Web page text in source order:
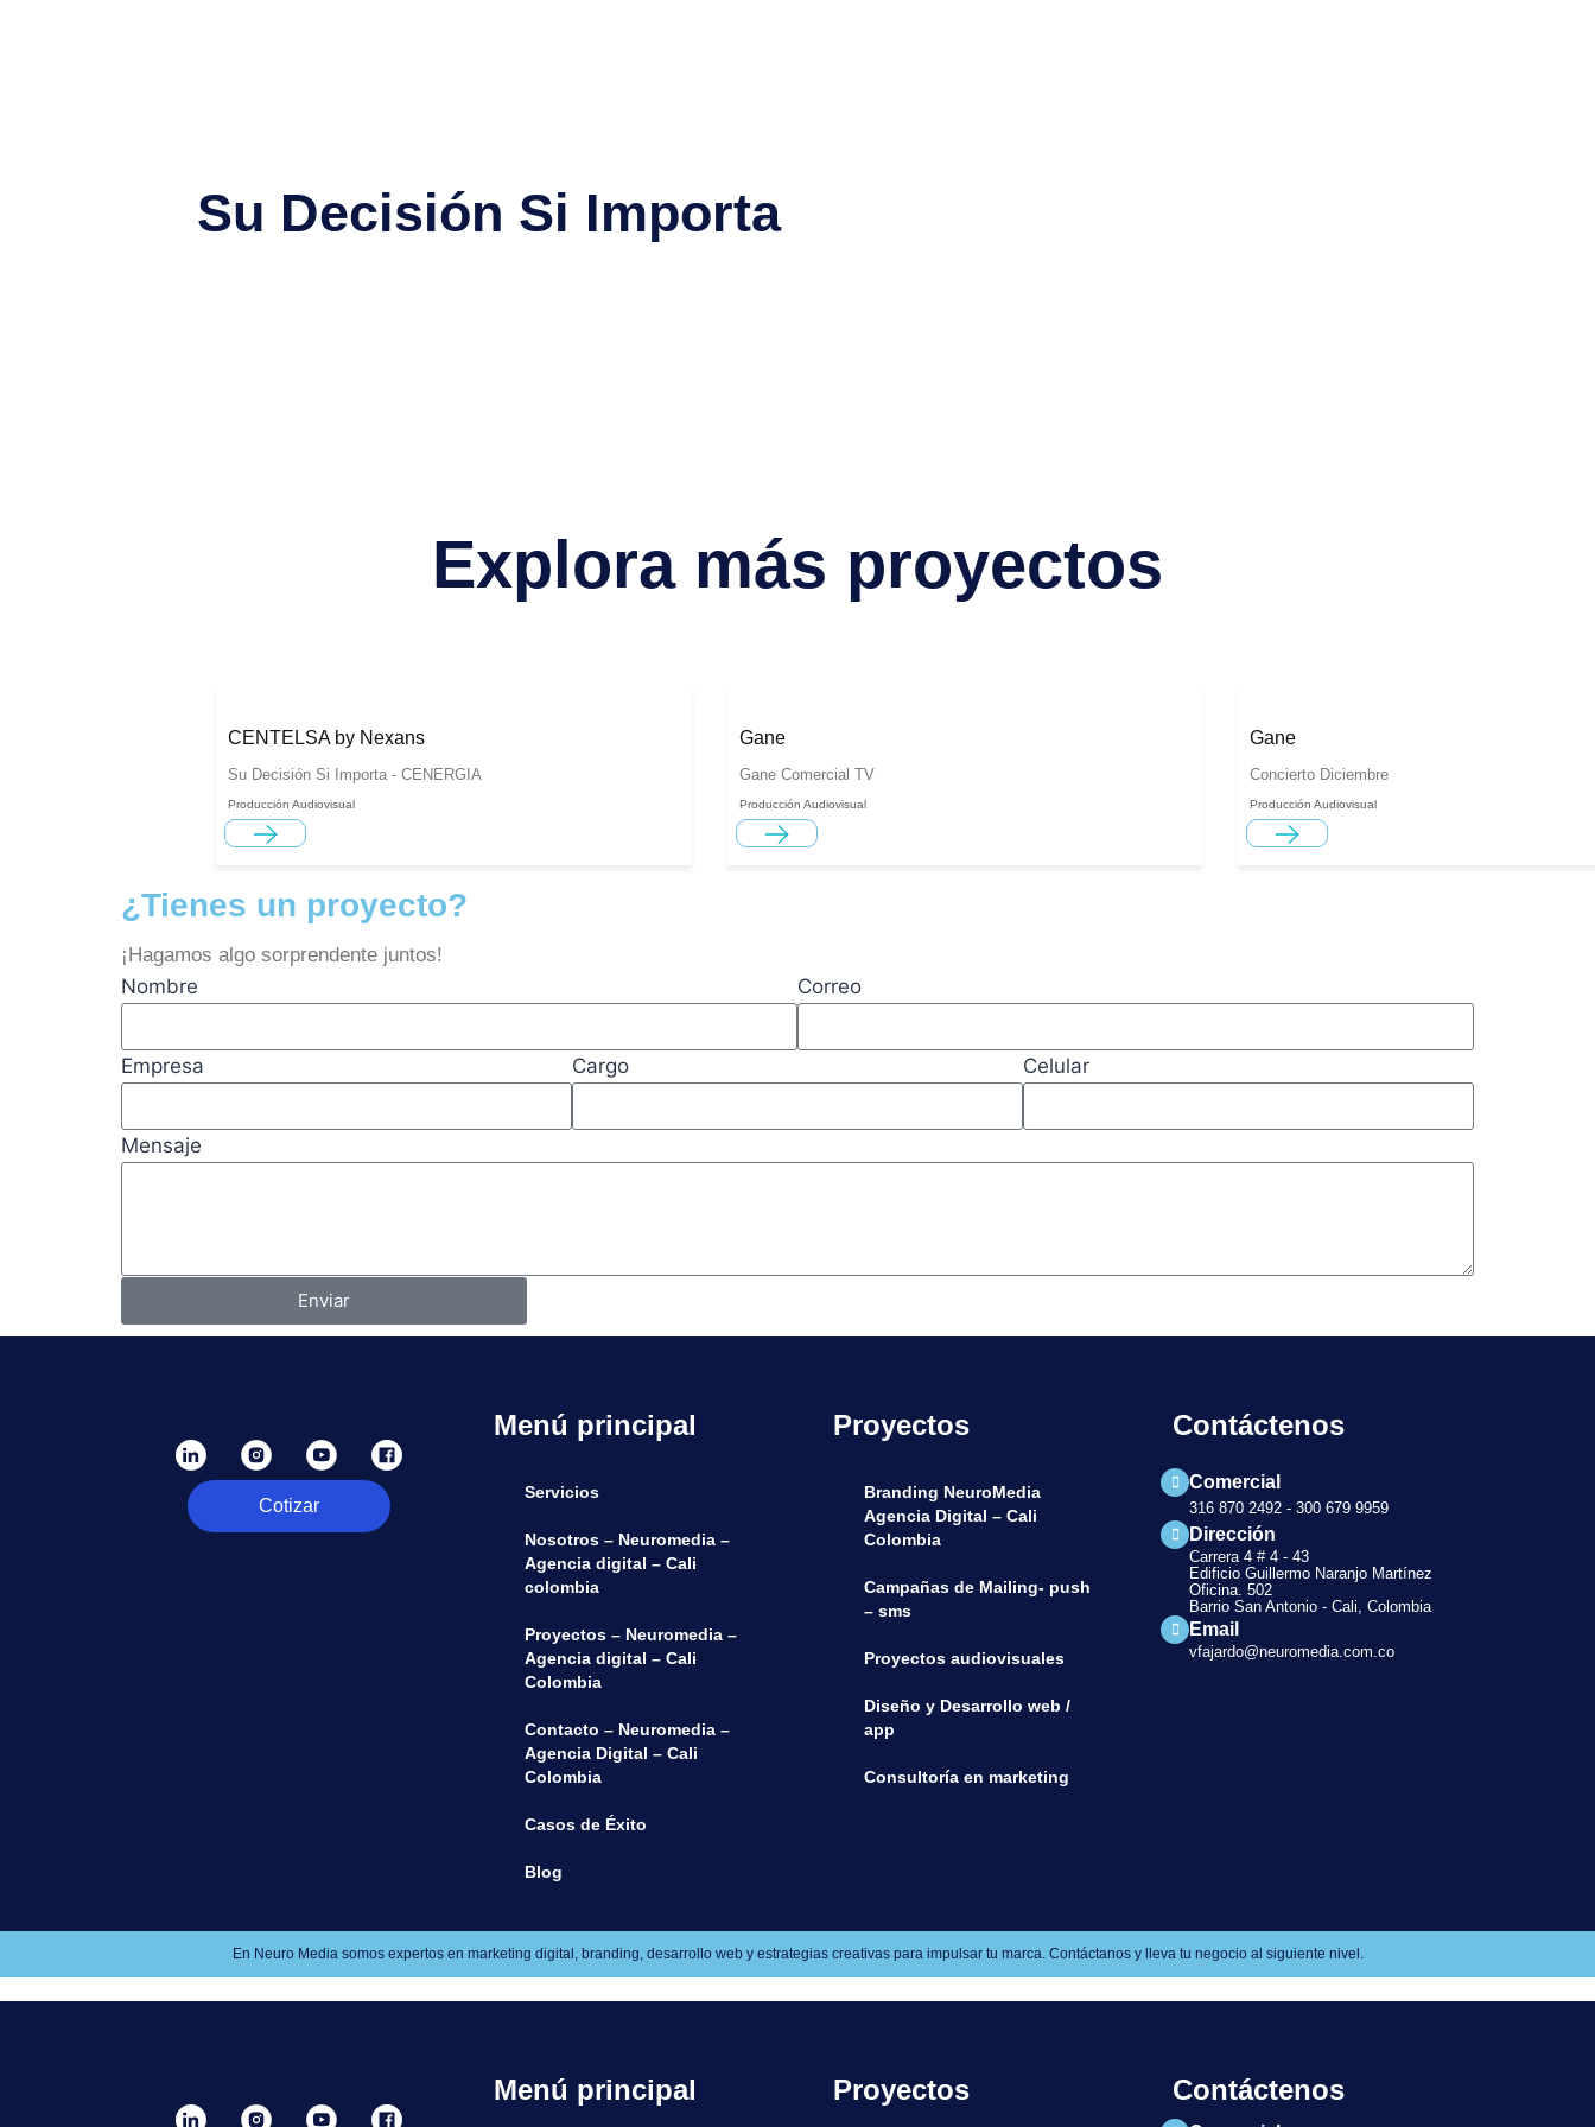
Su Decisión Si Importa
Explora más proyectos
CENTELSA by Nexans
Su Decisión Si Importa - CENERGIA
Producción Audiovisual
Gane
Gane Comercial TV
Producción Audiovisual
Gane
Concierto Diciembre
Producción Audiovisual
¿Tienes un proyecto?
¡Hagamos algo sorprendente juntos!
Nombre Correo
Empresa Cargo Celular
Mensaje
Enviar
Cotizar
Menú principal
Servicios
Nosotros – Neuromedia –
Agencia digital – Cali
colombia
Proyectos – Neuromedia –
Agencia digital – Cali
Colombia
Contacto – Neuromedia –
Agencia Digital – Cali
Colombia
Casos de Éxito
Blog
Proyectos
Branding NeuroMedia
Agencia Digital – Cali
Colombia
Campañas de Mailing- push
– sms
Proyectos audiovisuales
Diseño y Desarrollo web /
app
Consultoría en marketing
Contáctenos
Comercial
316 870 2492 - 300 679 9959
Dirección
Carrera 4 # 4 - 43
Edificio Guillermo Naranjo Martínez
Oficina. 502
Barrio San Antonio - Cali, Colombia
Email
vfajardo@neuromedia.com.co
En Neuro Media somos expertos en marketing digital, branding, desarrollo web y estrategias creativas para impulsar tu marca. Contáctanos y lleva tu negocio al siguiente nivel.
Menú principal Proyectos Contáctenos